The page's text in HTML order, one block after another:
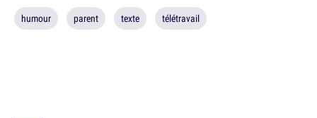
humour parent texte télétravail